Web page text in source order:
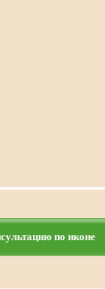
по иконе